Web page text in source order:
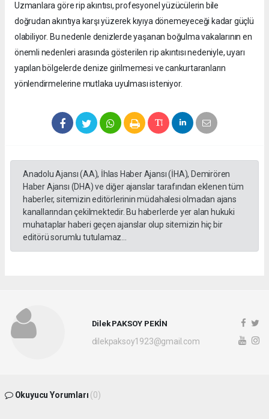
Uzmanlara göre rip akıntısı, profesyonel yüzücülerin bile
doğrudan akıntıya karşı yüzerek kıyıya dönemeyeceği kadar güçlü
olabiliyor. Bu nedenle denizlerde yaşanan boğulma vakalarının en
önemli nedenleri arasında gösterilen rip akıntısı nedeniyle, uyarı
yapılan bölgelerde denize girilmemesi ve cankurtaranların
yönlendirmelerine mutlaka uyulması isteniyor.
Anadolu Ajansı (AA), İhlas Haber Ajansı (İHA), Demirören
Haber Ajansı (DHA) ve diğer ajanslar tarafından eklenen tüm
haberler, sitemizin editörlerinin müdahalesi olmadan ajans
kanallarından çekilmektedir. Bu haberlerde yer alan hukuki
muhataplar haberi geçen ajanslar olup sitemizin hiç bir
editörü sorumlu tutulamaz...
Dilek PAKSOY PEKİN
dilekpaksoy1923@gmail.com
Okuyucu Yorumları (0)